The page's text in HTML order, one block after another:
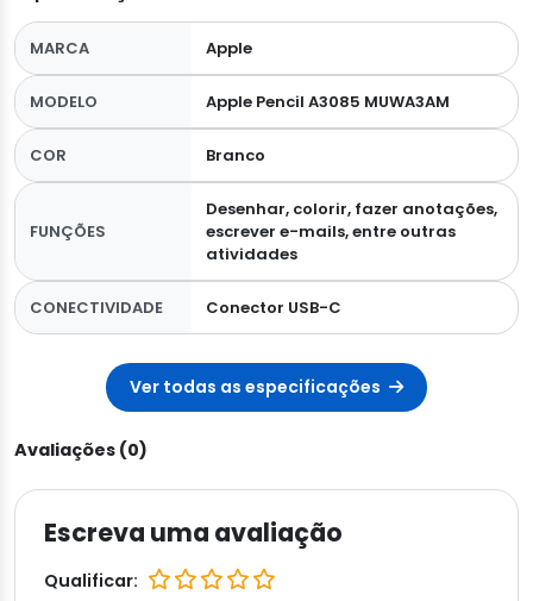
MARCA Apple
MODELO Apple Pencil A3085 MUWA3AM
COR Branco
FUNÇÕES
Desenhar, colorir, fazer anotações,
escrever e-mails, entre outras
atividades
CONECTIVIDADE Conector USB-C
Ver todas as especificações
Avaliações (0)
Escreva uma avaliação
Qualificar: